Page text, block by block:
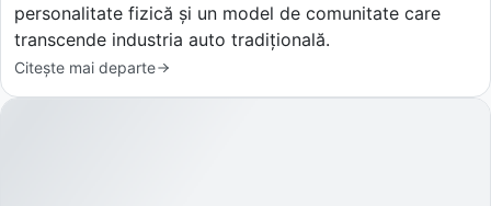
personalitate fizică și un model de comunitate care
transcende industria auto tradițională.
Citește mai departe